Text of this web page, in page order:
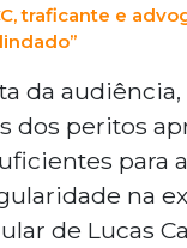
traficante e
da audiência,
dos peritos
para
na
de Lucas